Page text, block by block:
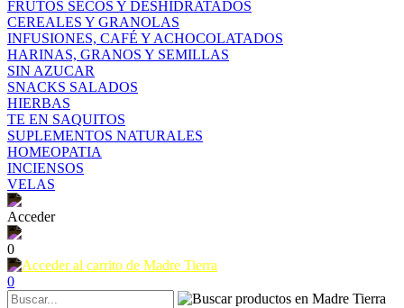
FRUTOS SECOS Y DESHIDRATADOS
CEREALES Y GRANOLAS
INFUSIONES, CAFÉ Y ACHOCOLATADOS
HARINAS, GRANOS Y SEMILLAS
SIN AZUCAR
SNACKS SALADOS
HIERBAS
TE EN SAQUITOS
SUPLEMENTOS NATURALES
HOMEOPATIA
INCIENSOS
VELAS
Acceder
0
0